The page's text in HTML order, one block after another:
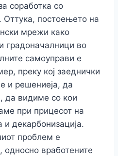
соработка со
Оттука, постоењето на
мрежи како
градоначалници во
самоуправи е
преку кој заеднички
и решениеја, да
да видиме со кои
при прицесот на
и декарбонизација.
проблем е
односно вработените